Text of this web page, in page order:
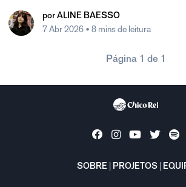
por ALINE BAESSO
7 Abr 2026 • 8 mins de leitura
Página 1 de 1
SOBRE PROJETOS